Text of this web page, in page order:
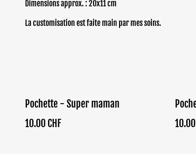
Dimensions approx. : 20x11 cm
La customisation est faite main par mes soins.
Pochette - Super maman
10.00 CHF